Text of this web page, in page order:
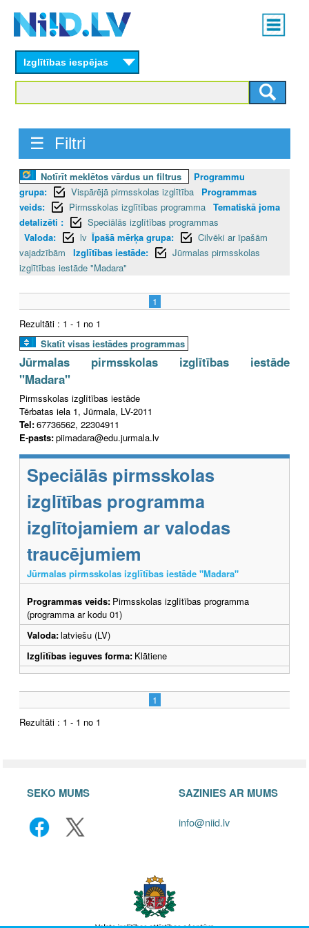
content
Main
menu
Izglītības iespējas
☰ Filtri
Notīrīt meklētos vārdus un filtrus
Programmu
grupa:
Vispārējā pirmsskolas izglītība
Programmas
veids:
Pirmsskolas izglītības programma Tematiskā joma
detalizēti :
Speciālās izglītības programmas
Valoda:
lv Īpašā mērķa grupa:
Cilvēki ar īpašām
vajadzībām
Izglītības iestāde:
Jūrmalas pirmsskolas
izglītības iestāde "Madara"
1
Rezultāti : 1 - 1 no 1
Skatīt visas iestādes programmas
Jūrmalas pirmsskolas izglītības iestāde
"Madara"
Pirmsskolas izglītības iestāde
Tērbatas iela 1, Jūrmala, LV-2011
Tel:67736562, 22304911
E-pasts:piimadara@edu.jurmala.lv
Speciālās pirmsskolas
izglītības programma
izglītojamiem ar valodas
traucējumiem
Jūrmalas pirmsskolas izglītības iestāde "Madara"
Programmas veids: Pirmsskolas izglītības programma
(programma ar kodu 01)
Valoda:latviešu (LV)
Izglītības ieguves forma: Klātiene
1
Rezultāti : 1 - 1 no 1
SEKO MUMS SAZINIES AR MUMS
info@niid.lv